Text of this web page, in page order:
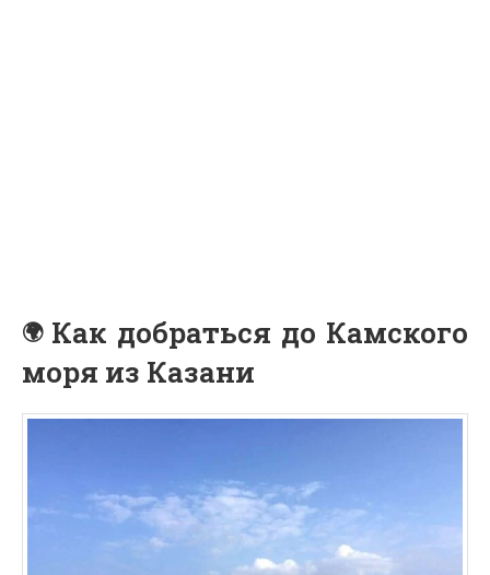
Как добраться до Камского
моря из Казани